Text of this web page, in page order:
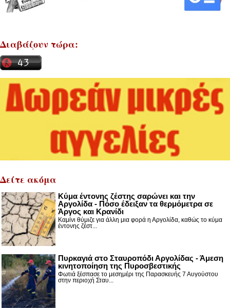
Διαβάζουν τώρα:
Δείτε ακόμα
Κύμα έντονης ζέστης σαρώνει και την
Αργολίδα - Πόσο έδειξαν τα θερμόμετρα σε
Άργος και Κρανίδι
Καμίνι θύμιζε για άλλη μια φορά η Αργολίδα, καθώς το κύμα
έντονης ζέστ...
Πυρκαγιά στο Σταυροπόδι Αργολίδας - Άμεση
κινητοποίηση της Πυροσβεστικής
Φωτιά ξέσπασε το μεσημέρι της Παρασκευής 7 Αυγούστου
στην περιοχή Σταυ...